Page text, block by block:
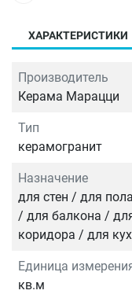
ХАРАКТЕРИСТИКИ
Производитель
Керама Марацци
Тип
керамогранит
Назначение
для стен / для
/ для балкона /
коридора / для
Единица
кв.м